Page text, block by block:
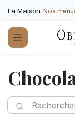
La Maison Nos